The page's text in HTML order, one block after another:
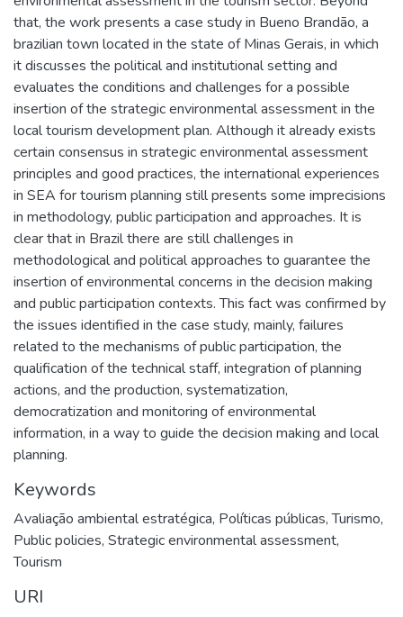
that, the work presents a case study in Bueno Brandão, a
brazilian town located in the state of Minas Gerais, in which
it discusses the political and institutional setting and
evaluates the conditions and challenges for a possible
insertion of the strategic environmental assessment in the
local tourism development plan. Although it already exists
certain consensus in strategic environmental assessment
principles and good practices, the international experiences
in SEA for tourism planning still presents some imprecisions
in methodology, public participation and approaches. It is
clear that in Brazil there are still challenges in
methodological and political approaches to guarantee the
insertion of environmental concerns in the decision making
and public participation contexts. This fact was confirmed by
the issues identified in the case study, mainly, failures
related to the mechanisms of public participation, the
qualification of the technical staff, integration of planning
actions, and the production, systematization,
democratization and monitoring of environmental
information, in a way to guide the decision making and local
planning.
Keywords
Avaliação ambiental estratégica, Políticas públicas,Turismo,
Public policies, Strategic environmental assessment,
Tourism
URI